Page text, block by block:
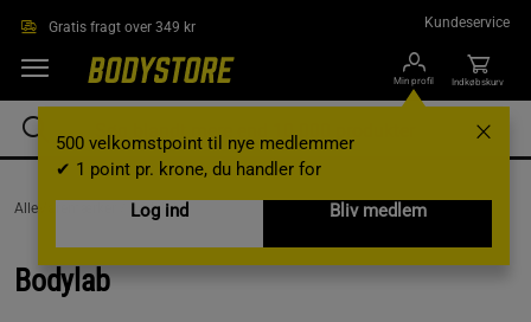
Gratis fragt over 349 kr Kundeservice
Min profil
500 velkomstpoint til nye medlemmer
✔ 1 point pr. krone, du handler for
Log ind
Bliv medlem
Indkøbskurv
AlleVaremærker / Bodylab
Bodylab